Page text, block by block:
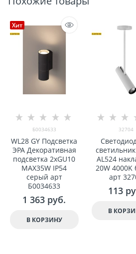
Хит
Б0034633
WL28 GY Подсветка
ЭРА Декоративная
подсветка 2xGU10
MAX35W IP54
серый арт
Б0034633
1 363 руб.
В КОРЗИНУ
32704
AL524
20W 4000K
арт
113
В